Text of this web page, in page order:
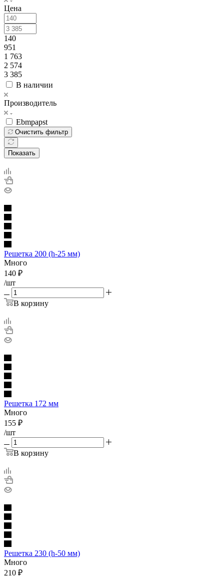
Цена
140
951
1 763
2 574
3 385
В наличии
Производитель
Ebmpapst
Очистить фильтр
Показать
Решетка 200 (h-25 мм)
Много
140 ₽
/шт
В корзину
Решетка 172 мм
Много
155 ₽
/шт
В корзину
Решетка 230 (h-50 мм)
Много
210 ₽